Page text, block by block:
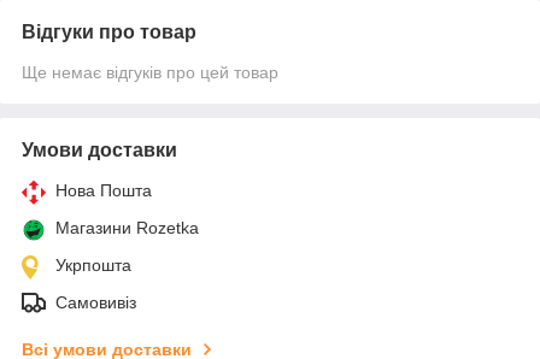
Відгуки про товар
Ще немає відгуків про цей товар
Умови доставки
Нова Пошта
Магазини Rozetka
Укрпошта
Самовивіз
Всі умови доставки